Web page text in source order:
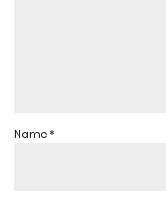
Name *